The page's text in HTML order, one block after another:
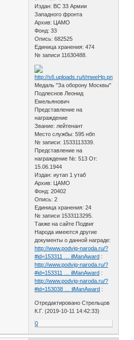
Издан: ВС 33 Армии
Западного фронта
Архив: ЦАМО
Фонд: 33
Опись: 682525
Единица хранения: 474
№ записи 11630488.
Медаль "За оборону Москвы"
Подлеснов Леонид
Емельянович
Представление на
награждение
Звание: лейтенант
Место службы: 595 нбп
№ записи: 1533113339.
Представление на
награждение №: 513 От:
15.06.1944
Издан: иутап 1 утаб
Архив: ЦАМО
Фонд: 20402
Опись: 2
Единица хранения: 24
№ записи 1533113295.
Также на сайте Подвиг
Народа имеются другие
документы о данной награде:
http://www.podvig-naroda.ru/?
#id=153311 … ilManAward :
http://www.podvig-naroda.ru/?
#id=153311 … ilManAward :
http://www.podvig-naroda.ru/?
#id=153038 … ilManAward :
Отредактировано Стрельцов
К.Г. (2019-10-11 14:42:33)
0